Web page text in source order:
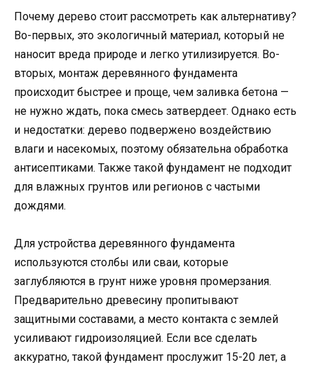
Почему дерево стоит рассмотреть как альтернативу?
Во-первых, это экологичный материал, который не
наносит вреда природе и легко утилизируется. Во-
вторых, монтаж деревянного фундамента
происходит быстрее и проще, чем заливка бетона —
не нужно ждать, пока смесь затвердеет. Однако есть
и недостатки: дерево подвержено воздействию
влаги и насекомых, поэтому обязательна обработка
антисептиками. Также такой фундамент не подходит
для влажных грунтов или регионов с частыми
дождями.
Для устройства деревянного фундамента
используются столбы или сваи, которые
заглубляются в грунт ниже уровня промерзания.
Предварительно древесину пропитывают
защитными составами, а место контакта с землей
усиливают гидроизоляцией. Если все сделать
аккуратно, такой фундамент прослужит 15-20 лет, а